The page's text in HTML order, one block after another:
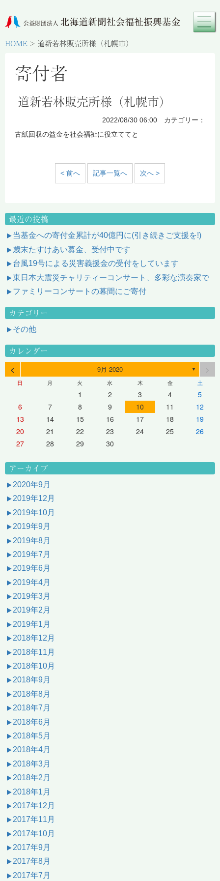
HOME > 道新若林販売所様（札幌市）
寄付者
道新若林販売所様（札幌市）
2022/08/30 06:00 カテゴリー：
古紙回収の益金を社会福祉に役立ててと
< 前へ 記事一覧へ 次へ >
最近の投稿
当基金への寄付金累計が40億円に(引き続きご支援を!)
歳末たすけあい募金、受付中です
台風19号による災害義援金の受付をしています
東日本大震災チャリティーコンサート、多彩な演奏家で
ファミリーコンサートの幕間にご寄付
カテゴリー
その他
カレンダー
< 9月 2020 ▼
日 月 火 水 木 金 土
1 2 3 4
5
6
7 8 9 10 11
12
13
14 15 16 17 18
19
20
21 22 23 24 25
26
27
28 29 30
アーカイブ
2020年9月
2019年12月
2019年10月
2019年9月
2019年8月
2019年7月
2019年6月
2019年4月
2019年3月
2019年2月
2019年1月
2018年12月
2018年11月
2018年10月
2018年9月
2018年8月
2018年7月
2018年6月
2018年5月
2018年4月
2018年3月
2018年2月
2018年1月
2017年12月
2017年11月
2017年10月
2017年9月
2017年8月
2017年7月